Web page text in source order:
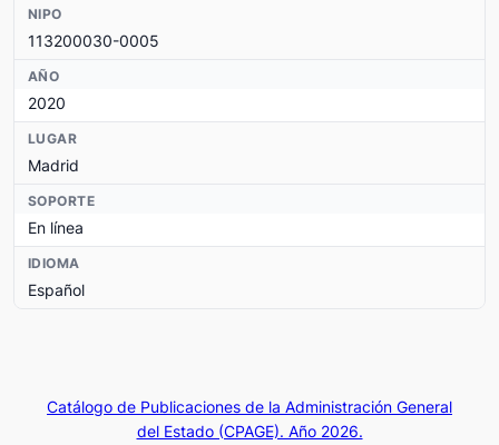
NIPO
113200030-0005
AÑO
2020
LUGAR
Madrid
SOPORTE
En línea
IDIOMA
Español
Catálogo de Publicaciones de la Administración General
del Estado (CPAGE). Año 2026.